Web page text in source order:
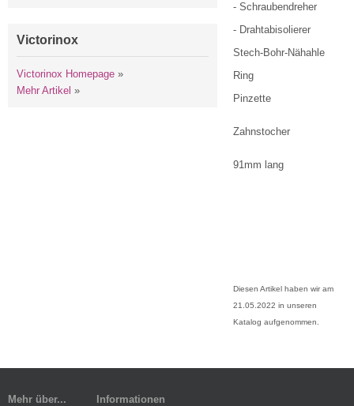
- Schraubendreher
- Drahtabisolierer
Stech-Bohr-Nähahle
Ring
Pinzette
Zahnstocher
91mm lang
Diesen Artikel haben wir am
21.05.2022 in unseren
Katalog aufgenommen.
Victorinox
Victorinox Homepage »
Mehr Artikel »
Mehr über... Informationen